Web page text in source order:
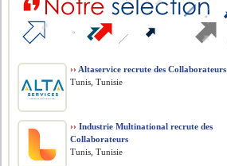
›› Altaservice recrute des Collaborateurs
Tunis, Tunisie
›› Industrie Multinational recrute des
Collaborateurs
Tunis, Tunisie